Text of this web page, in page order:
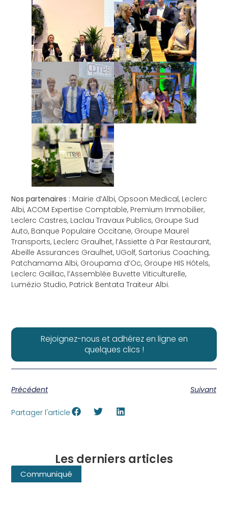
Nos partenaires : Mairie d’Albi, Opsoon Medical, Leclerc
Albi, ACOM Expertise Comptable, Premium Immobilier,
Leclerc Castres, Laclau Travaux Publics, Groupe Sud
Auto, Banque Populaire Occitane, Groupe Maurel
Transports, Leclerc Graulhet, l’Assiette à Par Restaurant,
Abeille Assurances Graulhet, UGolf, Sartorius Coaching,
Patchamama Albi, Groupama d’Oc, Groupe HIS Hôtels,
Leclerc Gaillac, l’Assemblée Buvette Viticulturelle,
Lumézio Studio, Patrick Bentata Traiteur Albi.
Rejoignez-nous et adhérez en ligne en
quelques clics !
Précédent Suivant
Partager l'article
Communiqué
Les derniers articles